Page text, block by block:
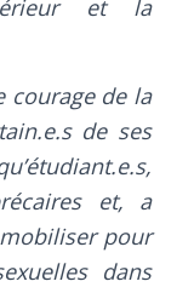
et la
courage de la
de ses
et, a
pour
dans